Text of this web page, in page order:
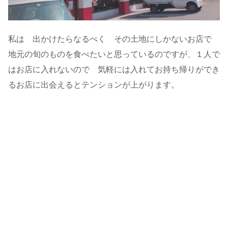
私は 出かけたらなるべく その土地にしかないお店で
地元の旬のものを食べたいと思っているのですが、１人で
はお店に入れないので 気軽には入れてお持ち帰りができ
るお店に出会えるとテンションが上がります。